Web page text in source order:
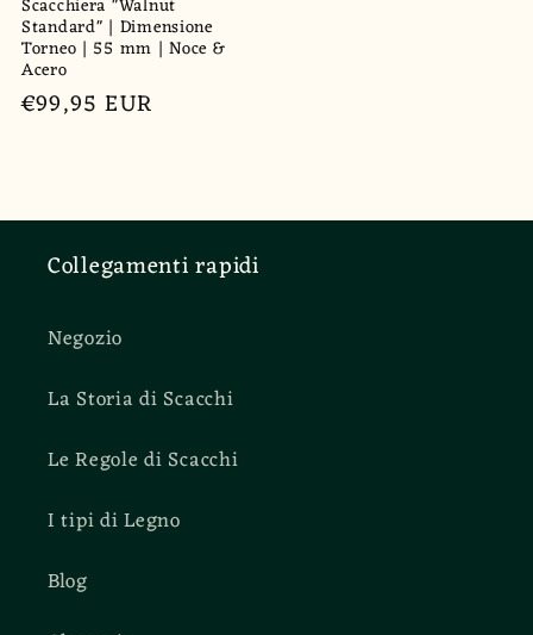
Scacchiera "Walnut
Standard" | Dimensione
Torneo | 55 mm | Noce &
Acero
Prezzo
€99,95 EUR
Collegamenti rapidi
Negozio
La Storia di Scacchi
Le Regole di Scacchi
I tipi di Legno
Blog